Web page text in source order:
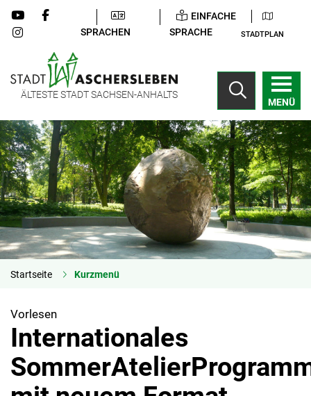
SPRACHEN
EINFACHE
SPRACHE
STADTPLAN
ÄLTESTE STADT SACHSEN-ANHALTS
MENÜ
Startseite Kurzmenü
Vorlesen
Internationales